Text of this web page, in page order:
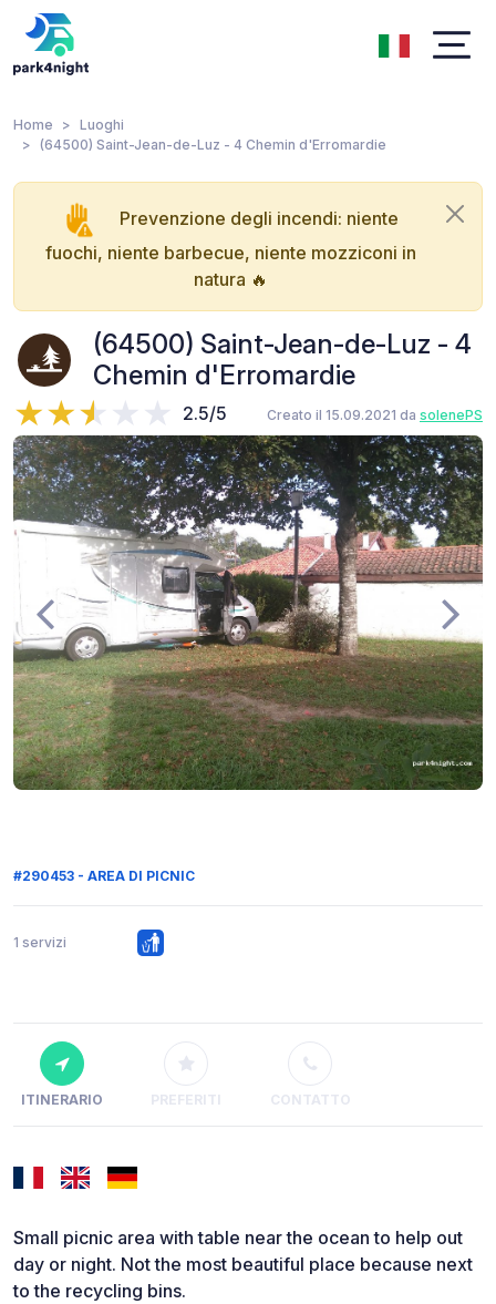
Home
Luoghi
(64500) Saint-Jean-de-Luz - 4 Chemin d'Erromardie
Prevenzione degli incendi: niente
fuochi, niente barbecue, niente mozziconi in
natura 🔥
(64500) Saint-Jean-de-Luz - 4
Chemin d'Erromardie
2.5/5 Creato il 15.09.2021 da solenePS
#290453 - AREA DI PICNIC
1 servizi
ITINERARIO PREFERITI CONTATTO
Small picnic area with table near the ocean to help out
day or night. Not the most beautiful place because next
to the recycling bins.